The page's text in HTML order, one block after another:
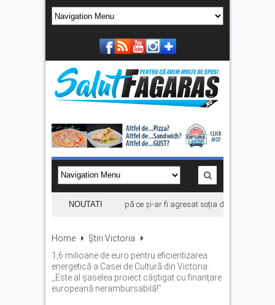
NOUTATI
Bărbat din Victoria, reținut după ce și-ar fi agresat soția de două ori în
Home
Știri Victoria
1,6 milioane de euro pentru eficientizarea
energetică a Casei de Cultură din Victoria.
,,Este al șaselea proiect câștigat cu finanțare
europeană nerambursabilă!”